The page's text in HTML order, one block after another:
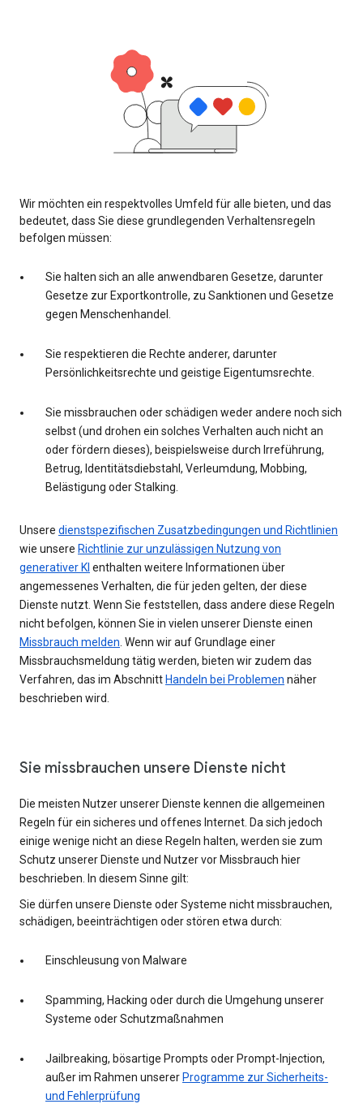
Wir möchten ein respektvolles Umfeld für alle bieten, und das
bedeutet, dass Sie diese grundlegenden Verhaltensregeln
befolgen müssen:
Sie halten sich an alle anwendbaren Gesetze, darunter
Gesetze zur Exportkontrolle, zu Sanktionen und Gesetze
gegen Menschenhandel.
Sie respektieren die Rechte anderer, darunter
Persönlichkeitsrechte und geistige Eigentumsrechte.
Sie missbrauchen oder schädigen weder andere noch sich
selbst (und drohen ein solches Verhalten auch nicht an
oder fördern dieses), beispielsweise durch Irreführung,
Betrug, Identitätsdiebstahl, Verleumdung, Mobbing,
Belästigung oder Stalking.
Unsere dienstspezifischen Zusatzbedingungen und Richtlinien
wie unsere Richtlinie zur unzulässigen Nutzung von
generativer KI enthalten weitere Informationen über
angemessenes Verhalten, die für jeden gelten, der diese
Dienste nutzt. Wenn Sie feststellen, dass andere diese Regeln
nicht befolgen, können Sie in vielen unserer Dienste einen
Missbrauch melden. Wenn wir auf Grundlage einer
Missbrauchsmeldung tätig werden, bieten wir zudem das
Verfahren, das im Abschnitt Handeln bei Problemen näher
beschrieben wird.
Sie missbrauchen unsere Dienste nicht
Die meisten Nutzer unserer Dienste kennen die allgemeinen
Regeln für ein sicheres und offenes Internet. Da sich jedoch
einige wenige nicht an diese Regeln halten, werden sie zum
Schutz unserer Dienste und Nutzer vor Missbrauch hier
beschrieben. In diesem Sinne gilt:
Sie dürfen unsere Dienste oder Systeme nicht missbrauchen,
schädigen, beeinträchtigen oder stören etwa durch:
Einschleusung von Malware
Spamming, Hacking oder durch die Umgehung unserer
Systeme oder Schutzmaßnahmen
Jailbreaking, bösartige Prompts oder Prompt-Injection,
außer im Rahmen unserer Programme zur Sicherheits-
und Fehlerprüfung